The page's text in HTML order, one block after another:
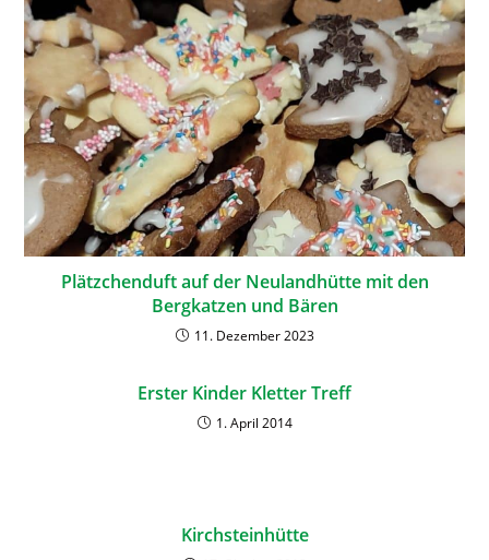
Plätzchenduft auf der Neulandhütte mit den
Bergkatzen und Bären
11. Dezember 2023
Erster Kinder Kletter Treff
1. April 2014
Kirchsteinhütte